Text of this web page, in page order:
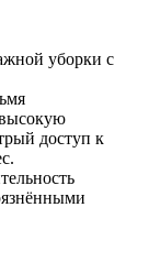
уборки с
доступ к